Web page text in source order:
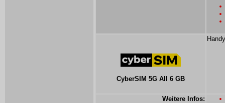
CyberSIM 5G All 6 GB
Weitere Infos: